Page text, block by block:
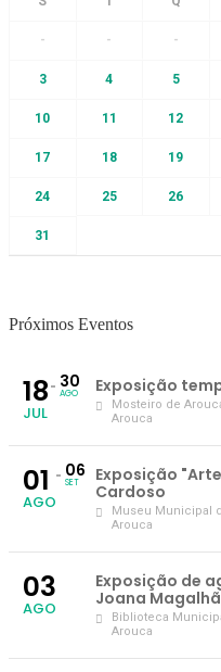
- - -
3 4 5
10 11 12
17 18 19
24 25 26
31
Próximos Eventos
18
JUL
30
AGO Exposição
Mosteiro de
Arouca
01
AGO
06
SET
Exposição
Cardoso
Museu Municipal
Arouca
03
AGO
Exposição de
Joana
Biblioteca
Arouca